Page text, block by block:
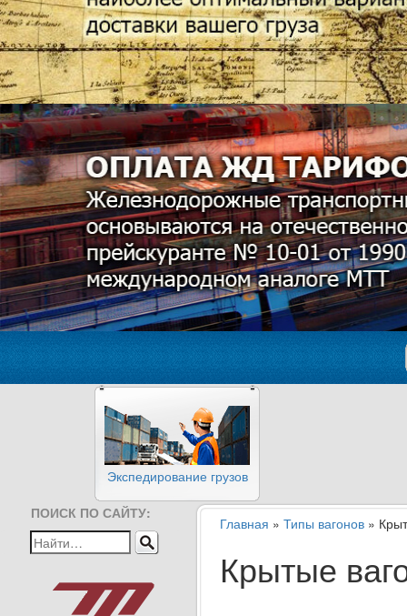
Экспедирование грузов
ПОИСК ПО САЙТУ:
Главная » Типы вагонов »
Крытые